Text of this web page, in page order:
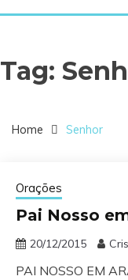
Tag:
Home Senhor
Orações
Pai Nosso
20/12/2015
PAI NOSSO EM